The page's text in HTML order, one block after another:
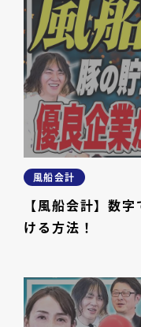
風船会計
【風船会計】数
ける方法！